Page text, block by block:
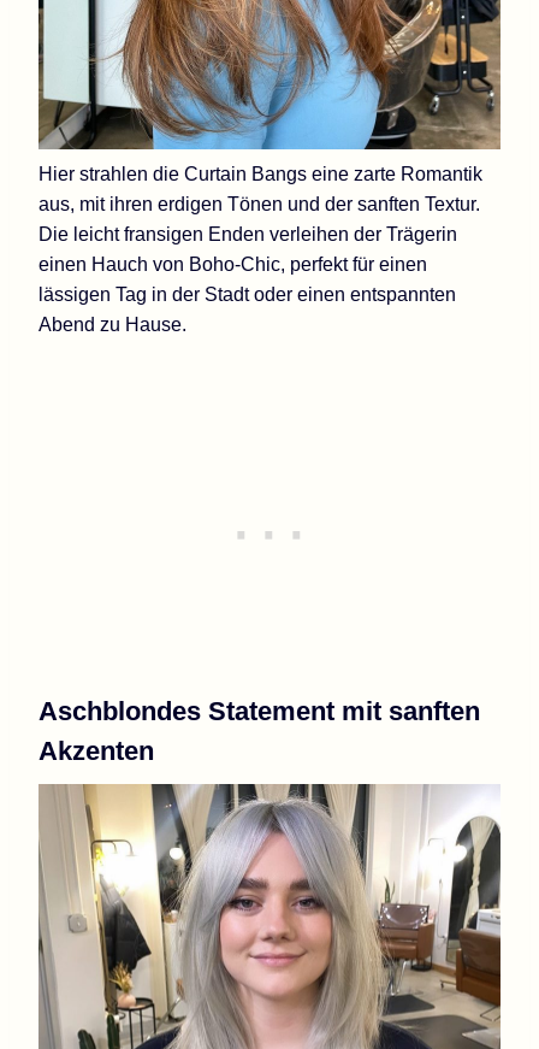
Hier strahlen die Curtain Bangs eine zarte Romantik
aus, mit ihren erdigen Tönen und der sanften Textur.
Die leicht fransigen Enden verleihen der Trägerin
einen Hauch von Boho-Chic, perfekt für einen
lässigen Tag in der Stadt oder einen entspannten
Abend zu Hause.
Aschblondes Statement mit sanften
Akzenten